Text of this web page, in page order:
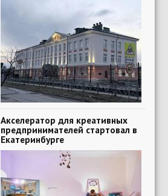
Акселератор для креативных
предпринимателей стартовал в
Екатеринбурге